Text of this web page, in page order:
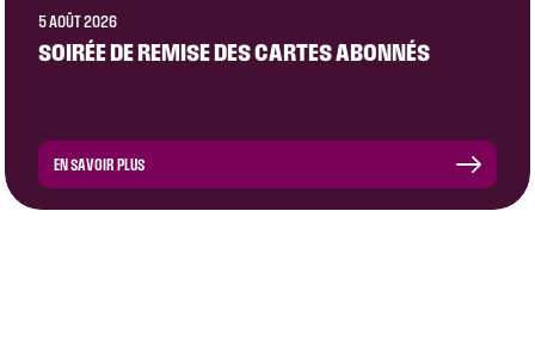
5 AOÛT 2026
SOIRÉE DE REMISE DES CARTES ABONNÉS
EN SAVOIR PLUS